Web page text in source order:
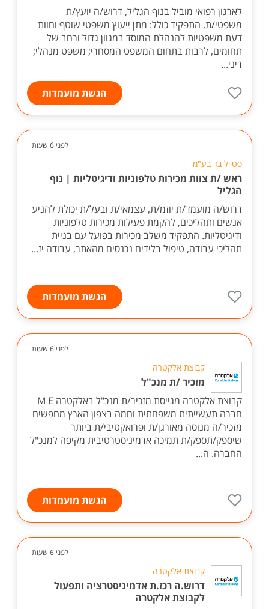
לארגון רפואי מוביל בנוף הגליל, דרוש/ה יועץ/ת
משפטי/ת. התפקיד כולל: מתן ייעוץ משפטי שוטף וחוות
דעת משפטיות להנהלת המוסד במגוון גדול ורחב של
תחומים, לרבות בתחום המשפט המסחרי; משפט מנהלי;
דיני...
הגשת מועמדות
לפני 6 שעות
סטייל בד בע"מ
ראש /ת צוות מכירות טלפוניות ודיגיטליות | נוף
הגליל
דרוש/ה מועמד/ת יוזמ/ת, עצמאי/ת ובעל/ת יכולת להניע
אנשים ותהליכים, להקמת פעילות מכירות טלפוניות
ודיגיטליות. התפקיד משלב מכירות בפועל עם בניית
תהליכי עבודה, טיפול בלידים נכנסים מהאתר, עבודה יז...
הגשת מועמדות
לפני 6 שעות
קבוצת אלקטרה
מזכיר /ת מנכ"ל
קבוצת אלקטרה מגייסת מזכיר/ת מנכ"ל באלקטרה M E
חברה תעשייתית משפחתית וחמה בצפון הארץ מחפשים
מזכיר/ה מנוסה מאורגן/ת ופרואקטיבי/ת ביותר
שיספק/תספק/ת תמיכה אדמיניסטרטיבית מקיפה למנכ"ל
החברה. ה...
הגשת מועמדות
לפני 6 שעות
קבוצת אלקטרה
דרוש.ה רכז.ת אדמיניסטרציה ותפעול
לקבוצת אלקטרה